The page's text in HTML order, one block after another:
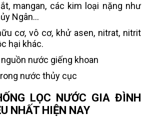
mangan, các kim loại nặng như
Ngân...
cơ, vô cơ, khử asen, nitrat, nitrit
hại khác.
nước giếng khoan
nước thủy cục
LỌC NƯỚC GIA ĐÌNH
NHẤT HIỆN NAY